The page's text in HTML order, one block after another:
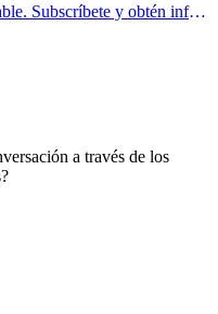
Acá comienza un estilo de vida saludable. Subscríbete y obtén información de primera mano
a través de los